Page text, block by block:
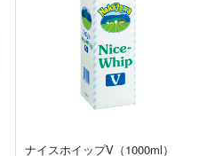
ナイスホイップV（1000ml）